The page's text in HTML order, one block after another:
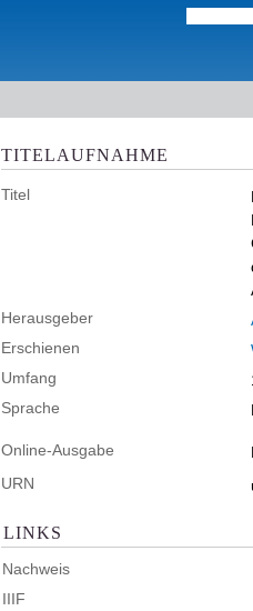
TITELAUFNAHME
Titel
Herausgeber
Erschienen
Umfang
Sprache
Online-Ausgabe
URN
LINKS
Nachweis
IIIF